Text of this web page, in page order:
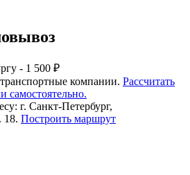
- 1 500 ₽
компании. Рассчитать
самостоятельно.
г. Санкт-Петербург,
18. Построить маршрут